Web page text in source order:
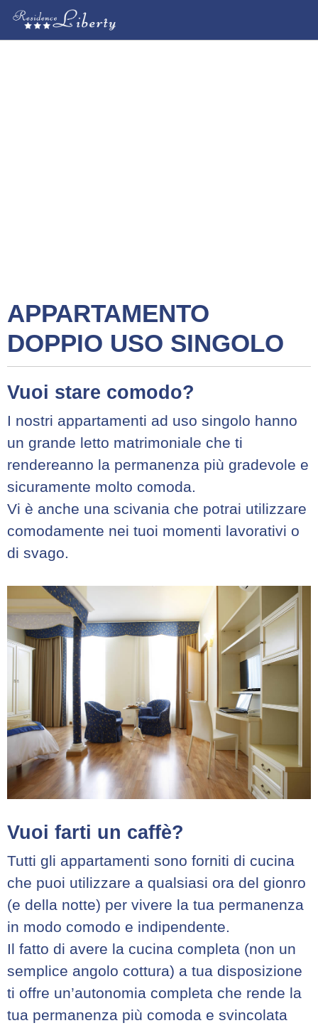
APPARTAMENTO
DOPPIO USO SINGOLO
Vuoi stare comodo?
I nostri appartamenti ad uso singolo hanno
un grande letto matrimoniale che ti
rendereanno la permanenza più gradevole e
sicuramente molto comoda.
Vi è anche una scivania che potrai utilizzare
comodamente nei tuoi momenti lavorativi o
di svago.
Vuoi farti un caffè?
Tutti gli appartamenti sono forniti di cucina
che puoi utilizzare a qualsiasi ora del gionro
(e della notte) per vivere la tua permanenza
in modo comodo e indipendente.
Il fatto di avere la cucina completa (non un
semplice angolo cottura) a tua disposizione
ti offre un’autonomia completa che rende la
tua permanenza più comoda e svincolata